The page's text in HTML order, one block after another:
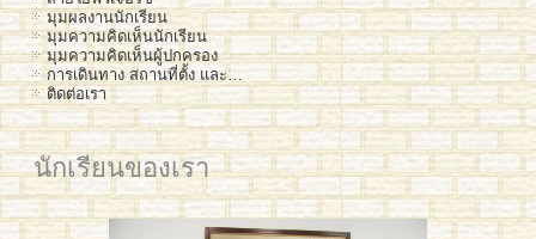
มุมผลงานนักเรียน
มุมความคิดเห็นนักเรียน
มุมความคิดเห็นผู้ปกครอง
การเดินทาง สถานที่ตั้ง และ…
ติดต่อเรา
นักเรียนของเรา